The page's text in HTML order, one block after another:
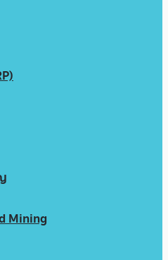
Mining